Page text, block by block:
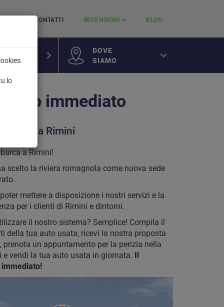
CONTATTI RECENSIONI BLOG
DOVE
SIAMO
immediato
Point a Rimini
a Rimini!
scelto la riviera romagnola come nuova sede
mettere a disposizione i nostri servizi e la
per i clienti di Rimini e dintorni.
il nostro sistema? Semplice! Compila il
della tua auto usata, ricevi la nostra proposta
prenota un appuntamento per la perizia nella
e vendi la tua auto usata in giornata. Il
lo